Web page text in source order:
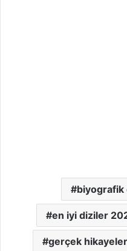
biyografik
en iyi diziler
gerçek